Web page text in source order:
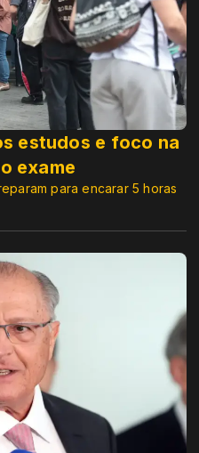
estudos e foco na
exame
para encarar 5 horas